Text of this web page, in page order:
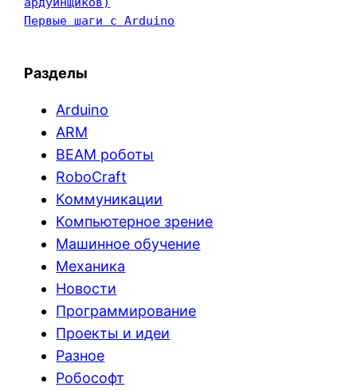
Первые шаги с Arduino
Разделы
Arduino
ARM
BEAM роботы
RoboCraft
Коммуникации
Компьютерное зрение
Машинное обучение
Механика
Новости
Программирование
Проекты и идеи
Разное
Робософт